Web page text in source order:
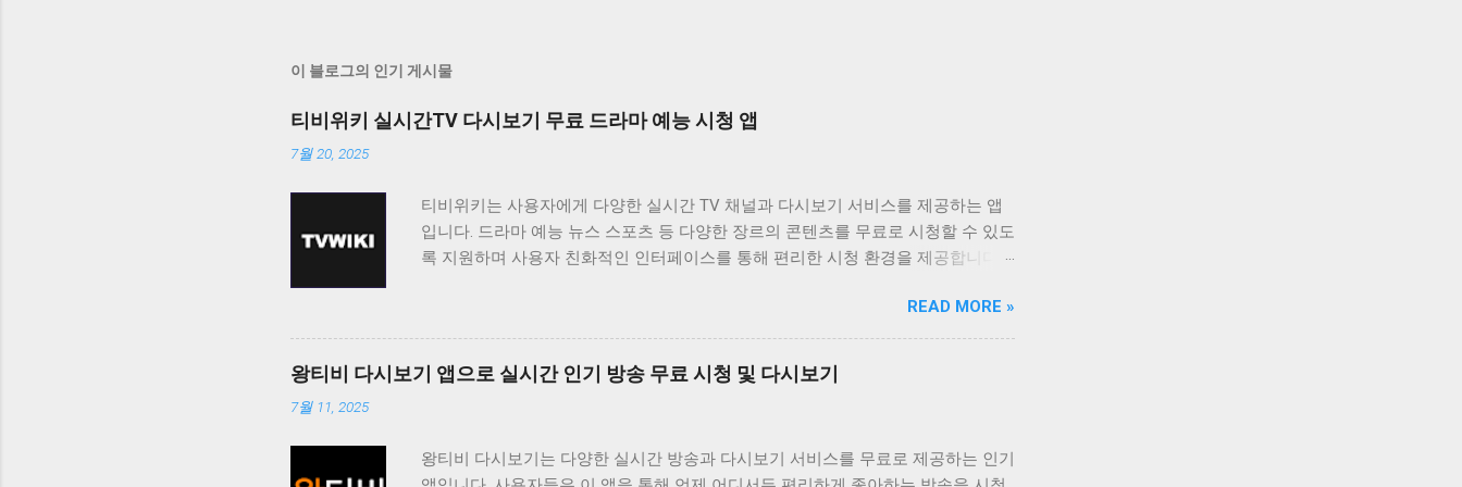
이 블로그의 인기 게시물
티비위키 실시간TV 다시보기 무료 드라마 예능 시청 앱
7월 20, 2025
티비위키는 사용자에게 다양한 실시간 TV 채널과 다시보기 서비스를 제공하는 앱
입니다. 드라마 예능 뉴스 스포츠 등 다양한 장르의 콘텐츠를 무료로 시청할 수 있도
록 지원하며 사용자 친화적인 인터페이스를 통해 편리한 시청 환경을 제공합니다.
보고 싶은 채널을 시청하고 싶은 사용자에게 유용한 앱입니다. 다양한 콘텐츠를 무
료로 제공하며 사용자 편의성을 높인 기능들을 통해 사용자 만족도를 높이고 있습
니다. 티비위키는 사용자가 원하는 콘텐츠를 쉽게 찾고 시청할 수 있도록 다양한 기
능을 제공합니다. 실시간 TV 시청 기능은 사용자가 현재 방송 중인 채널을 바로 시
쉽게 접근할 수 있도록 돕고 검색 기능을 통해 원하는 콘텐츠를 빠르게 찾을 수 있
READ MORE »
왕티비 다시보기 앱으로 실시간 인기 방송 무료 시청 및 다시보기
7월 11, 2025
왕티비 다시보기는 다양한 실시간 방송과 다시보기 서비스를 무료로 제공하는 인기